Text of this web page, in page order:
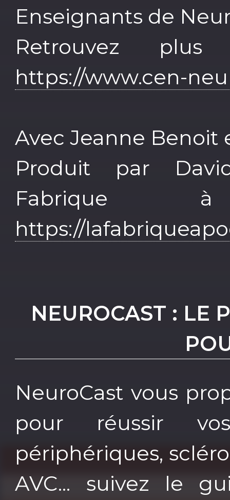
Enseignants de
Retrouvez
https://www.cen-
Avec Jeanne
Produit par
Fabrique
https://
NEUROCAST : LE
NeuroCast vous
pour réussir
périphériques,
AVC... suivez le